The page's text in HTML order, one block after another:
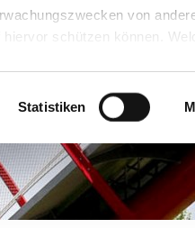
von
schützen können.
Auswahl der
werden.
Statistiken